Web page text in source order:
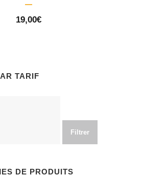
19,00€
TARIF
Filtrer
DE PRODUITS